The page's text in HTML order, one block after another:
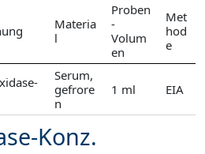
Materia
l
Proben
-
Volum
en
Met
hod
e
Serum,
gefrore
n
1 ml EIA
Konz.